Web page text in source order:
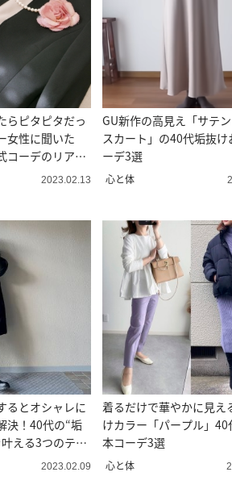
らピタピタだっ
女性に聞いた
コーデのリアル
2023.02.13
GU新作の高見え「サテ
スカート」の40代垢抜け
ーデ3選
心と体
るとオシャレに
決！40代の“垢
える3つのテク
2023.02.09
着るだけで華やかに見え
けカラー「パープル」40
本コーデ3選
心と体